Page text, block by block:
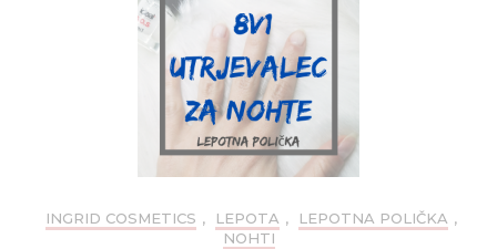
INGRID COSMETICS , LEPOTA , LEPOTNA POLIČKA ,
NOHTI